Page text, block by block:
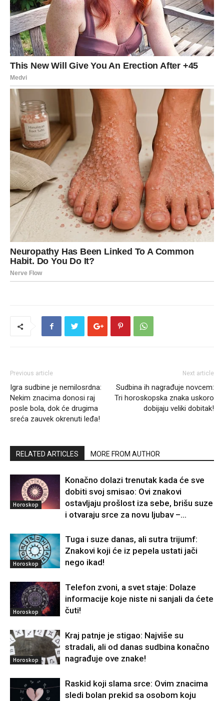
Previous article
Igra sudbine je nemilosrdna:
Nekim znacima donosi raj
posle bola, dok će drugima
sreća zauvek okrenuti leđa!
Next article
Sudbina ih nagrađuje novcem:
Tri horoskopska znaka uskoro
dobijaju veliki dobitak!
RELATED ARTICLES MORE FROM AUTHOR
Horoskop
Konačno dolazi trenutak kada će sve
dobiti svoj smisao: Ovi znakovi
ostavljaju prošlost iza sebe, brišu suze
i otvaraju srce za novu ljubav –...
Horoskop
Tuga i suze danas, ali sutra trijumf:
Znakovi koji će iz pepela ustati jači
nego ikad!
Horoskop
Telefon zvoni, a svet staje: Dolaze
informacije koje niste ni sanjali da ćete
čuti!
Horoskop
Kraj patnje je stigao: Najviše su
stradali, ali od danas sudbina konačno
nagrađuje ove znake!
Raskid koji slama srce: Ovim znacima
sledi bolan prekid sa osobom koju